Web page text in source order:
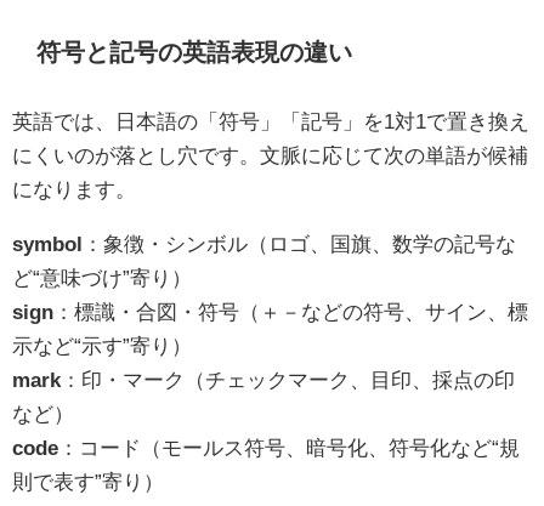
符号と記号の英語表現の違い
英語では、日本語の「符号」「記号」を1対1で置き換え
にくいのが落とし穴です。文脈に応じて次の単語が候補
になります。
symbol ：象徴・シンボル（ロゴ、国旗、数学の記号な
ど“意味づけ”寄り）
sign ：標識・合図・符号（＋－などの符号、サイン、標
示など“示す”寄り）
mark ：印・マーク（チェックマーク、目印、採点の印
など）
code ：コード（モールス符号、暗号化、符号化など“規
則で表す”寄り）